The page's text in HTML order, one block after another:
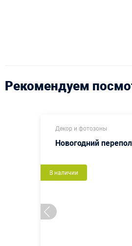
Рекомендуем
Декор и фотозоны
Новогодний
В наличии